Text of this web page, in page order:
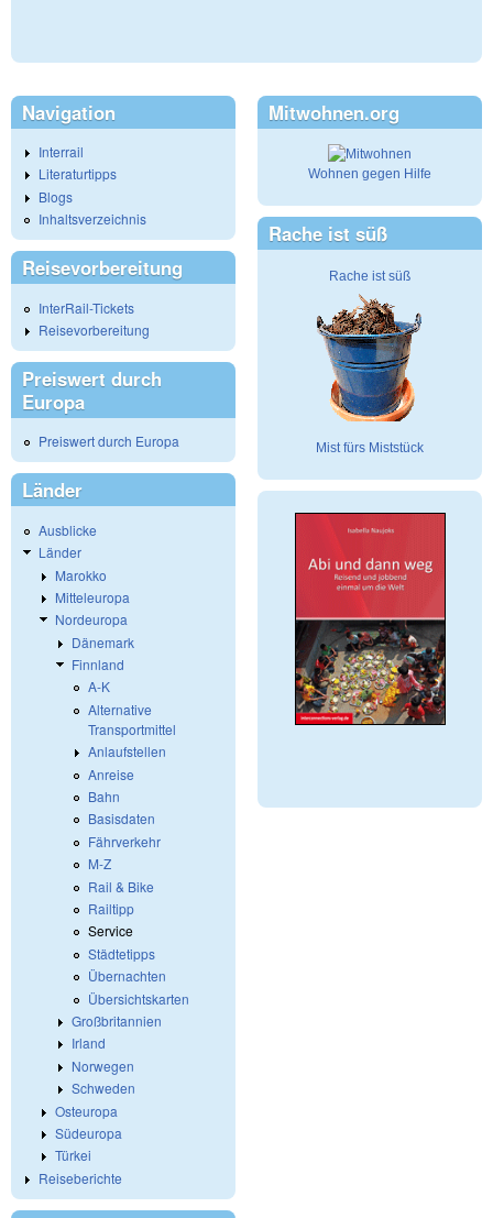
Navigation
Interrail
Literaturtipps
Blogs
Inhaltsverzeichnis
Reisevorbereitung
InterRail-Tickets
Reisevorbereitung
Preiswert durch
Europa
Preiswert durch Europa
Länder
Ausblicke
Länder
Marokko
Mitteleuropa
Nordeuropa
Dänemark
Finnland
A-K
Alternative
Transportmittel
Anlaufstellen
Anreise
Bahn
Basisdaten
Fährverkehr
M-Z
Rail & Bike
Railtipp
Service
Städtetipps
Übernachten
Übersichtskarten
Großbritannien
Irland
Norwegen
Schweden
Osteuropa
Südeuropa
Türkei
Reiseberichte
Mitwohnen.org
Wohnen gegen Hilfe
Rache ist süß
Rache ist süß
Mist fürs Miststück